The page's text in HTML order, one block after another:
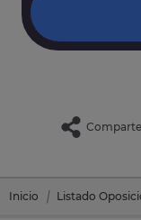
Inicio Listado